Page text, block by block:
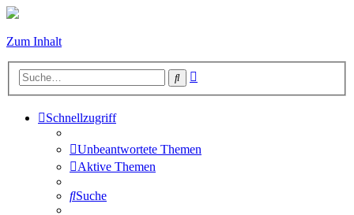
Zum Inhalt
Suche
Schnellzugriff
Unbeantwortete Themen
Aktive Themen
Suche